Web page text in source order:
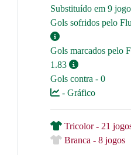
Substituído em 9
Gols sofridos pelo
Gols marcados pelo
1.83
Gols contra - 0
- Gráfico
Tricolor - 21
Branca - 8 jogos